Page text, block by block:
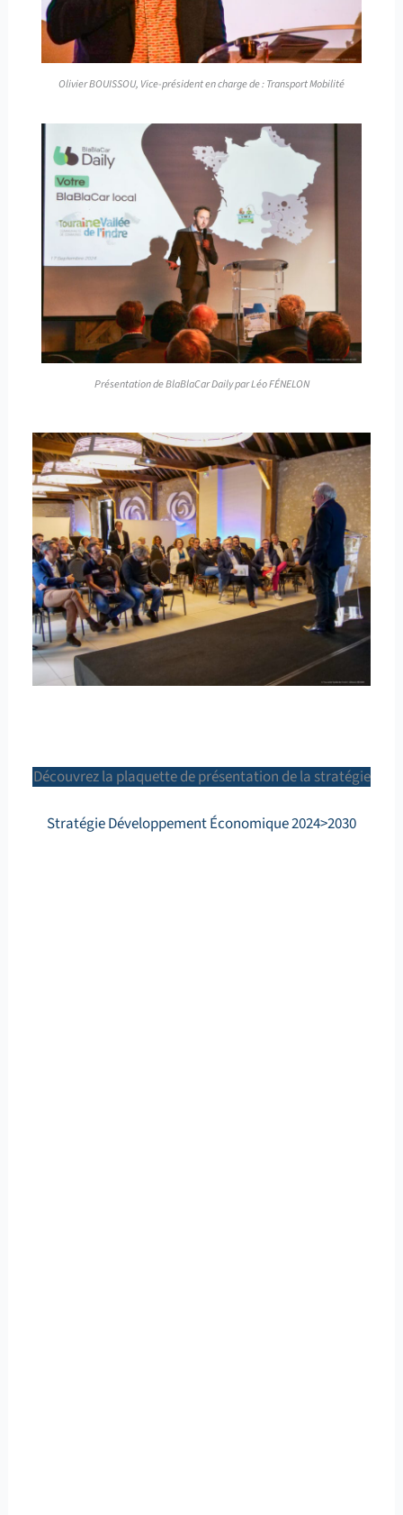
Olivier BOUISSOU, Vice-président en charge de : Transport Mobilité
Présentation de BlaBlaCar Daily par Léo FÉNELON
Découvrez la plaquette de présentation de la stratégie
Stratégie Développement Économique 2024>2030